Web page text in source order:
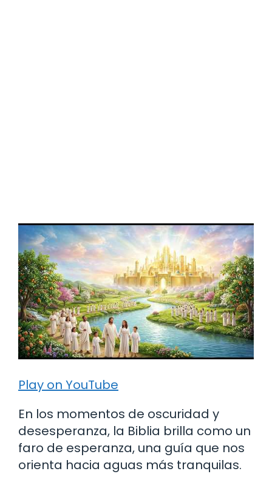
Play on YouTube
En los momentos de oscuridad y
desesperanza, la Biblia brilla como un
faro de esperanza, una guía que nos
orienta hacia aguas más tranquilas.